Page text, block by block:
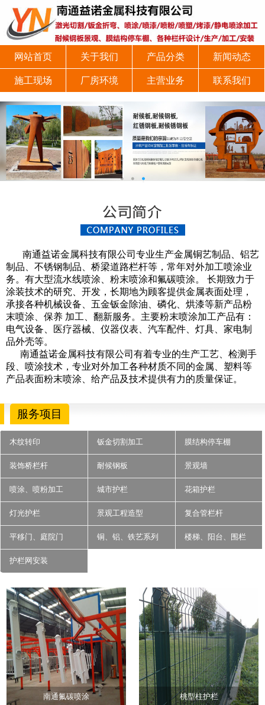
网站首页 关于我们 产品分类 新闻动态
施工现场 厂房环境 主营业务 联系我们
南通益诺金属科技有限公司专业生产金属铜艺制品、铝艺
制品、不锈钢制品、桥梁道路栏杆等，常年对外加工喷涂业
务。有大型流水线喷涂、粉末喷涂和氟碳喷涂。 长期致力于
涂装技术的研究、开发，长期地为顾客提供金属表面处理，
承接各种机械设备、五金钣金除油、磷化、烘漆等新产品粉
末喷涂、保养 加工、翻新服务。主要粉末喷涂加工产品有：
电气设备、医疗器械、仪器仪表、汽车配件、灯具、家电制
品外壳等。
南通益诺金属科技有限公司有着专业的生产工艺、检测手
段、喷涂技术，专业对外加工各种材质不同的金属、塑料等
产品表面粉末喷涂、给产品及技术提供有力的质量保证。
服务项目
木纹转印 钣金切割加工 膜结构停车棚
装饰桥栏杆 耐候钢板 景观墙
喷涂、喷粉加工 城市护栏 花箱护栏
灯光护栏 景观工程造型 复合管栏杆
平移门、庭院门 铜、铝、铁艺系列 楼梯、阳台、围栏
护栏网安装
南通氟碳喷涂 桃型柱护栏